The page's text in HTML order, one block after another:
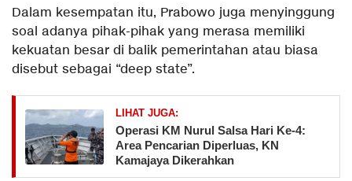
Dalam kesempatan itu, Prabowo juga menyinggung
soal adanya pihak-pihak yang merasa memiliki
kekuatan besar di balik pemerintahan atau biasa
disebut sebagai “deep state”.
LIHAT JUGA:
Operasi KM Nurul Salsa Hari Ke-4:
Area Pencarian Diperluas, KN
Kamajaya Dikerahkan